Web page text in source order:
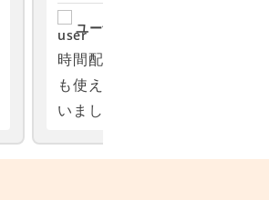
時間配分が丁寧で、教科書だ
も使える雑談まで25分にうま
いました。